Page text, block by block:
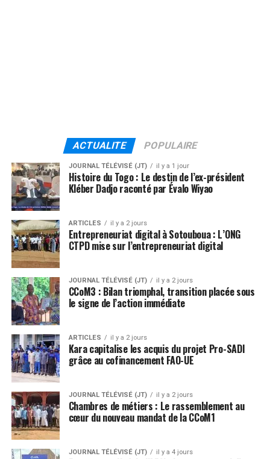
ACTUALITE POPULAIRE
JOURNAL TÉLÉVISÉ (JT) il y a 1 jour
Histoire du Togo : Le destin de l’ex-président
Kléber Dadjo raconté par Évalo Wiyao
ARTICLES il y a 2 jours
Entrepreneuriat digital à Sotouboua : L’ONG
CTPD mise sur l’entrepreneuriat digital
JOURNAL TÉLÉVISÉ (JT) il y a 2 jours
CCoM3 : Bilan triomphal, transition placée sous
le signe de l’action immédiate
ARTICLES il y a 2 jours
Kara capitalise les acquis du projet Pro-SADI
grâce au cofinancement FAO-UE
JOURNAL TÉLÉVISÉ (JT) il y a 2 jours
Chambres de métiers : Le rassemblement au
cœur du nouveau mandat de la CCoM1
JOURNAL TÉLÉVISÉ (JT) il y a 4 jours